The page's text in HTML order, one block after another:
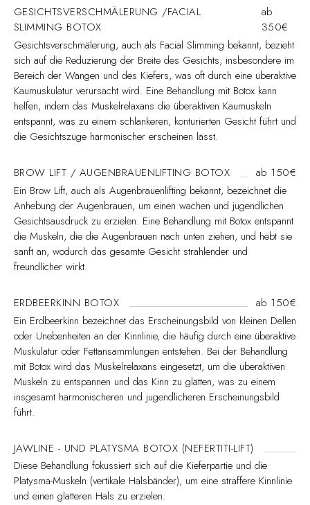
GESICHTSVERSCHMÄLERUNG /FACIAL
SLIMMING BOTOX
ab
350€
Gesichtsverschmälerung, auch als Facial Slimming bekannt, bezieht
sich auf die Reduzierung der Breite des Gesichts, insbesondere im
Bereich der Wangen und des Kiefers, was oft durch eine überaktive
Kaumuskulatur verursacht wird. Eine Behandlung mit Botox kann
helfen, indem das Muskelrelaxans die überaktiven Kaumuskeln
entspannt, was zu einem schlankeren, konturierten Gesicht führt und
die Gesichtszüge harmonischer erscheinen lässt.
BROW LIFT / AUGENBRAUENLIFTING BOTOX
ab 150€
Ein Brow Lift, auch als Augenbrauenlifting bekannt, bezeichnet die
Anhebung der Augenbrauen, um einen wachen und jugendlichen
Gesichtsausdruck zu erzielen. Eine Behandlung mit Botox entspannt
die Muskeln, die die Augenbrauen nach unten ziehen, und hebt sie
sanft an, wodurch das gesamte Gesicht strahlender und
freundlicher wirkt.
ERDBEERKINN BOTOX
ab 150€
Ein Erdbeerkinn bezeichnet das Erscheinungsbild von kleinen Dellen
oder Unebenheiten an der Kinnlinie, die häufig durch eine überaktive
Muskulatur oder Fettansammlungen entstehen. Bei der Behandlung
mit Botox wird das Muskelrelaxans eingesetzt, um die überaktiven
Muskeln zu entspannen und das Kinn zu glätten, was zu einem
insgesamt harmonischeren und jugendlicheren Erscheinungsbild
führt.
JAWLINE - UND PLATYSMA BOTOX (NEFERTITI-LIFT)
Diese Behandlung fokussiert sich auf die Kieferpartie und die
Platysma-Muskeln (vertikale Halsbänder), um eine straffere Kinnlinie
und einen glatteren Hals zu erzielen.